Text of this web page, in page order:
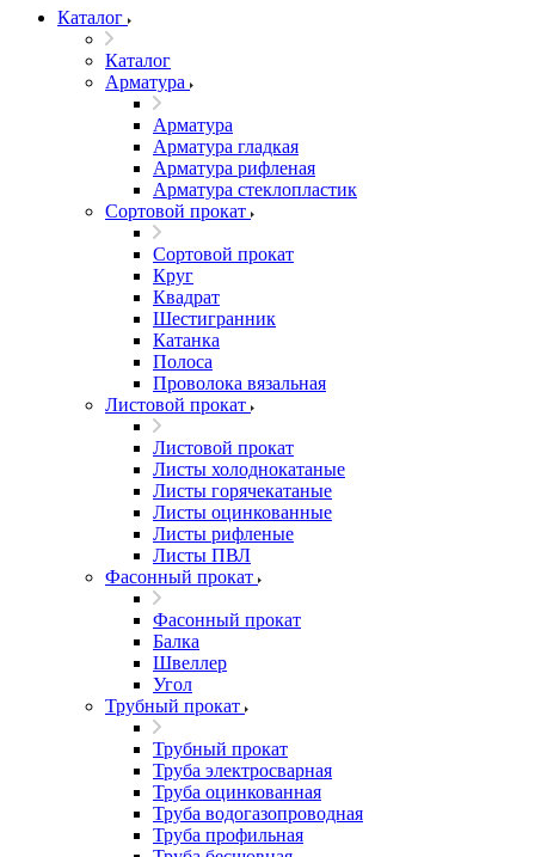
Каталог
Каталог
Арматура
Арматура
Арматура гладкая
Арматура рифленая
Арматура стеклопластик
Сортовой прокат
Сортовой прокат
Круг
Квадрат
Шестигранник
Катанка
Полоса
Проволока вязальная
Листовой прокат
Листовой прокат
Листы холоднокатаные
Листы горячекатаные
Листы оцинкованные
Листы рифленые
Листы ПВЛ
Фасонный прокат
Фасонный прокат
Балка
Швеллер
Угол
Трубный прокат
Трубный прокат
Труба электросварная
Труба оцинкованная
Труба водогазопроводная
Труба профильная